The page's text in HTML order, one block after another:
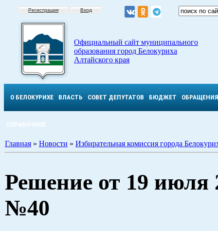
Регистрация Вход
Официальный сайт муниципального
образования город Белокуриха
Алтайского края
О БЕЛОКУРИХЕ ВЛАСТЬ СОВЕТ ДЕПУТАТОВ БЮДЖЕТ ОБРАЩЕНИЯ
СПРАВОЧНОЕ
Главная » Новости » Избирательная комиссия города
Решение от 19 июля
№40